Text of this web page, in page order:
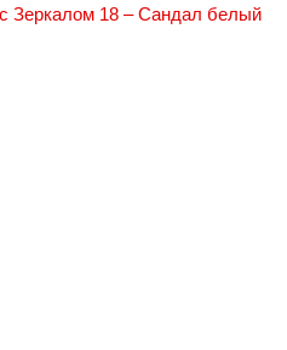
Зеркалом 18 – Сандал белый